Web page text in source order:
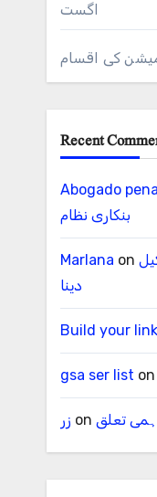
اگست
کی اقسام
Recent
Abogado
بنکاری نظام
Marlana on
دینا
Build your
gsa ser list on
زر on تعلق